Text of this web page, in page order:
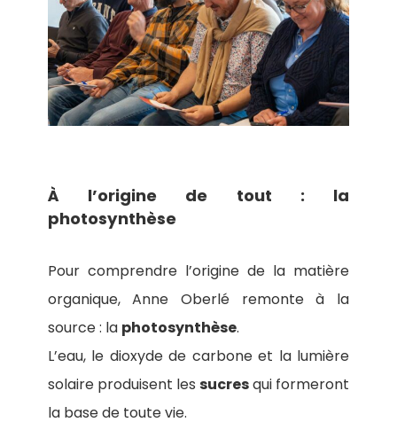
À l’origine de tout : la
photosynthèse
Pour comprendre l’origine de la matière
organique, Anne Oberlé remonte à la
source : la photosynthèse.
L’eau, le dioxyde de carbone et la lumière
solaire produisent lessucresqui formeront
la base de toute vie.